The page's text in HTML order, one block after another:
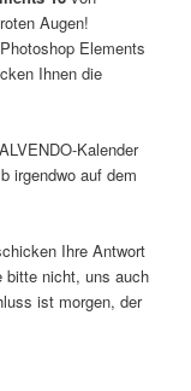
Augen!
Elements
Ihnen die
Kalender
irgendwo auf dem
Ihre Antwort
bitte nicht, uns auch
ist morgen, der